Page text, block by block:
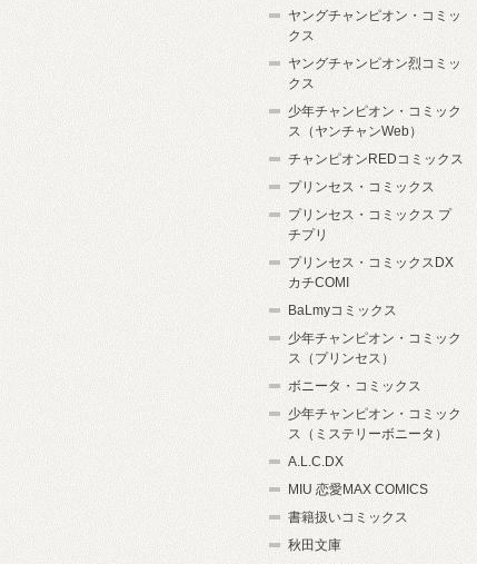
ヤングチャンピオン・コミッ
クス
ヤングチャンピオン烈コミッ
クス
少年チャンピオン・コミック
ス（ヤンチャンWeb）
チャンピオンREDコミックス
プリンセス・コミックス
プリンセス・コミックス プ
チプリ
プリンセス・コミックスDX
カチCOMI
BaLmyコミックス
少年チャンピオン・コミック
ス（プリンセス）
ボニータ・コミックス
少年チャンピオン・コミック
ス（ミステリーボニータ）
A.L.C.DX
MIU 恋愛MAX COMICS
書籍扱いコミックス
秋田文庫